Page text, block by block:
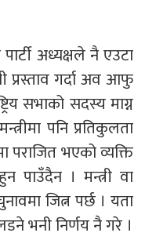
अध्यक्षले नै एउटा
प्रस्ताव गर्दा अव आफु
सभाको सदस्य माग्न
पनि प्रतिकुलता
पराजित भएको व्यक्ति
पाउँदैन । मन्त्री वा
जित्न पर्छ । यता
भनी निर्णय नै गरे ।